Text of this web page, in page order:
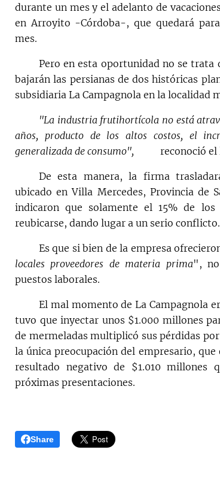
durante un mes y el adelanto de
en Arroyito -Córdoba-, que quedará
mes.
Pero en esta oportunidad no se trata
bajarán las persianas de dos históricas
subsidiaria La Campagnola en la localidad
"La industria frutihortícola no está
años, producto de los altos costos, el
generalizada de consumo",
reconoció
De esta manera, la firma
ubicado en Villa Mercedes, Provincia de
indicaron que solamente el 15% de
reubicarse, dando lugar a un serio conflicto.
Es que si bien de la empresa
locales proveedores de materia prima",
puestos laborales.
El mal momento de La Campagnola
tuvo que inyectar unos $1.000 millones
de mermeladas multiplicó sus pérdidas
la única preocupación del empresario,
resultado negativo de $1.010 millones
próximas presentaciones.
Share